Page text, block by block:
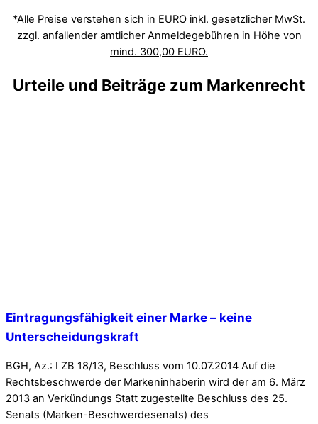
*Alle Preise verstehen sich in EURO inkl. gesetzlicher MwSt.
zzgl. anfallender amtlicher Anmeldegebühren in Höhe von
mind. 300,00 EURO.
Urteile und Beiträge zum Markenrecht
Eintragungsfähigkeit einer Marke – keine
Unterscheidungskraft
BGH, Az.: I ZB 18/13, Beschluss vom 10.07.2014 Auf die
Rechtsbeschwerde der Markeninhaberin wird der am 6. März
2013 an Verkündungs Statt zugestellte Beschluss des 25.
Senats (Marken-Beschwerdesenats) des